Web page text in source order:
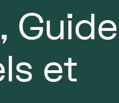
professionnel
Oeuvrer en tandem
l'atteinte de leurs objectifs.
Des histoires et des
mandats réalisés.
Voyez comment
et